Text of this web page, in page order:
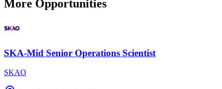
More Opportunities
SKA-Mid Senior Operations Scientist
SKAO